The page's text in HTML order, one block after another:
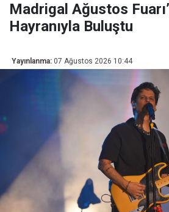
Madrigal Ağustos
Hayranıyla Buluştu
Yayınlanma: 07 Ağustos 2026 10:44